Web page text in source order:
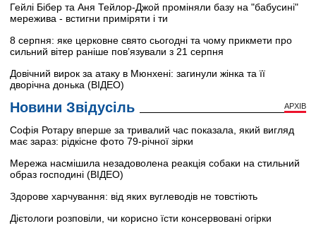
Гейлі Бібер та Аня Тейлор-Джой проміняли базу на "бабусині"
мережива - встигни приміряти і ти
8 серпня: яке церковне свято сьогодні та чому прикмети про
сильний вітер раніше пов’язували з 21 серпня
Довічний вирок за атаку в Мюнхені: загинули жінка та її
дворічна донька (ВІДЕО)
Новини Звідусіль АРХІВ
Софія Ротару вперше за тривалий час показала, який вигляд
має зараз: рідкісне фото 79-річної зірки
Мережа насмішила незадоволена реакція собаки на стильний
образ господині (ВІДЕО)
Здорове харчування: від яких вуглеводів не товстіють
Дієтологи розповіли, чи корисно їсти консервовані огірки